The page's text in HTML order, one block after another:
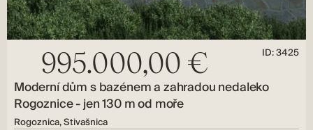
995.000,00 € ID: 3425
Moderní dům s bazénem a zahradou nedaleko
Rogoznice - jen 130 m od moře
Rogoznica, Stivašnica